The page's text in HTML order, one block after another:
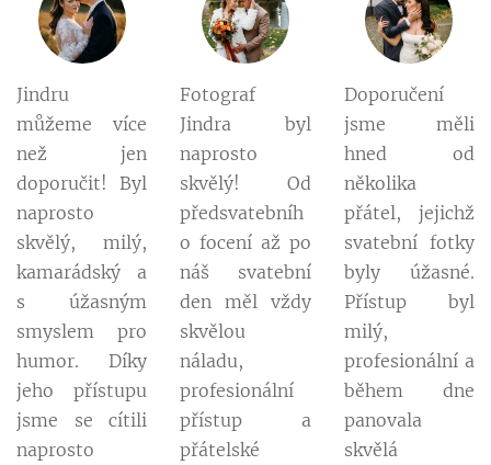
Jindru
můžeme více
než jen
doporučit! Byl
naprosto
skvělý, milý,
kamarádský a
s úžasným
smyslem pro
humor. Díky
jeho přístupu
jsme se cítili
naprosto
Fotograf
Jindra byl
naprosto
skvělý! Od
předsvatebníh
o focení až po
náš svatební
den měl vždy
skvělou
náladu,
profesionální
přístup a
přátelské
Doporučení
jsme měli
hned od
několika
přátel, jejichž
svatební fotky
byly úžasné.
Přístup byl
milý,
profesionální a
během dne
panovala
skvělá